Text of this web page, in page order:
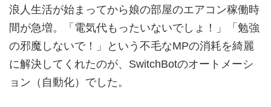
浪人生活が始まってから娘の部屋のエアコン稼働時
間が急増。「電気代もったいないでしょ！」「勉強
の邪魔しないで！」という不毛なMPの消耗を綺麗
に解決してくれたのが、SwitchBotのオートメーシ
ョン（自動化）でした。